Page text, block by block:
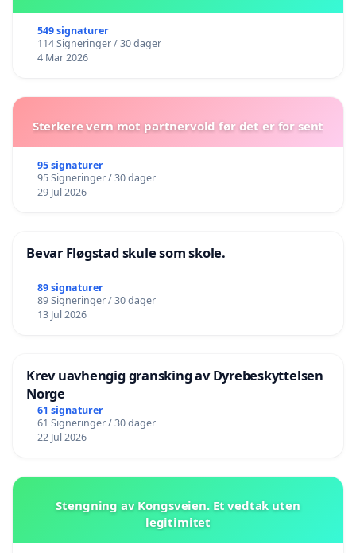
549 signaturer
114 Signeringer / 30 dager
4 Mar 2026
Sterkere vern mot partnervold før det er for sent
95 signaturer
95 Signeringer / 30 dager
29 Jul 2026
Bevar Fløgstad skule som skole.
89 signaturer
89 Signeringer / 30 dager
13 Jul 2026
Krev uavhengig gransking av Dyrebeskyttelsen
Norge
61 signaturer
61 Signeringer / 30 dager
22 Jul 2026
Stengning av Kongsveien. Et vedtak uten
legitimitet